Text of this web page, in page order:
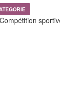
Compétition